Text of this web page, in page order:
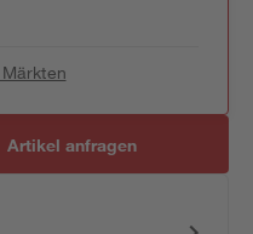
Artikel anfragen